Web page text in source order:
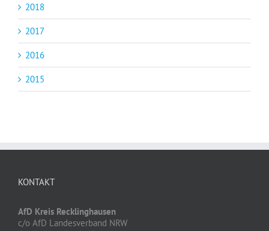
2018
2017
2016
2015
KONTAKT
AfD Kreis Recklinghausen
c/o AfD Landesverband NRW